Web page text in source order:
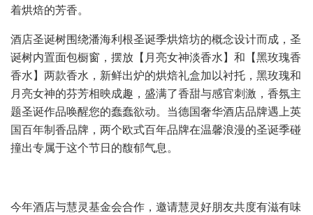
着烘焙的芳香。
酒店圣诞树围绕潘海利根圣诞季烘焙坊的概念设计而成，圣
诞树内置面包橱窗，摆放【月亮女神淡香水】和【黑玫瑰香
香水】两款香水，新鲜出炉的烘焙礼盒加以衬托，黑玫瑰和
月亮女神的芬芳相映成趣，盛满了香甜与感官刺激，香氛主
题圣诞作品唤醒您的蠢蠢欲动。当德国奢华酒店品牌遇上英
国百年制香品牌，两个欧式百年品牌在温馨浪漫的圣诞季碰
撞出专属于这个节日的馥郁气息。
今年酒店与慧灵基金会合作，邀请慧灵好朋友共度有滋有味